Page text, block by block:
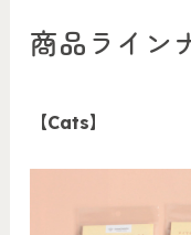
商品ライン
【Cats】